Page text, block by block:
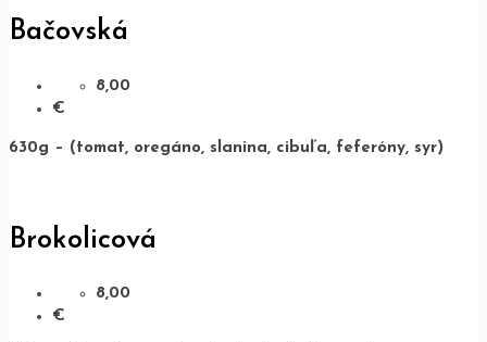
Bačovská
8,00
€
630g – (tomat, oregáno, slanina, cibuľa, feferóny, syr)
Brokolicová
8,00
€